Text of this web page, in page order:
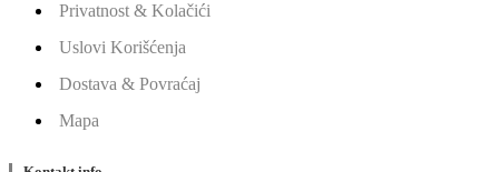
Privatnost & Kolačići
Uslovi Korišćenja
Dostava & Povraćaj
Mapa